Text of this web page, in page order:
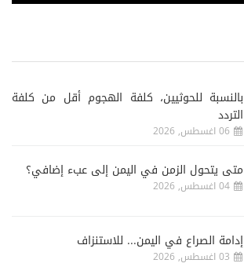
‏بالنسبة للحوثيين، كلفة الهجوم أقل من كلفة
التردد
06 اغسطس, 2026
متى يتحول الزمن في اليمن إلى عبء إضافي؟
04 اغسطس, 2026
إدامة الصراع في اليمن... للاستنزاف
03 اغسطس, 2026